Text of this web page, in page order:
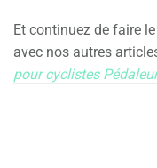
Et continuez de faire
avec nos autres
pour cyclistes Pédaleur